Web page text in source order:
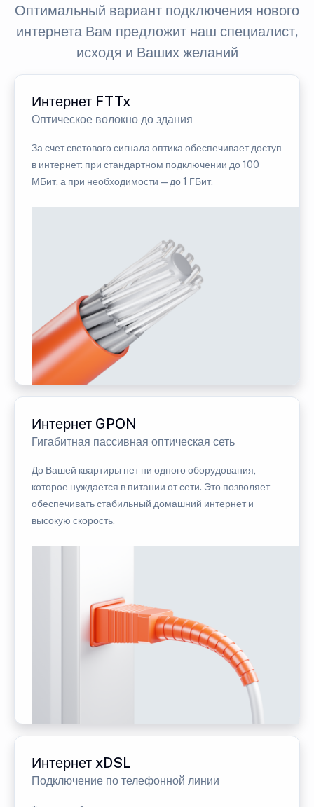
Оптимальный вариант подключения нового
интернета Вам предложит наш специалист,
исходя и Ваших желаний
Интернет FTTx
Оптическое волокно до здания
За счет светового сигнала оптика обеспечивает доступ
в интернет: при стандартном подключении до 100
МБит, а при необходимости — до 1 ГБит.
Интернет GPON
Гигабитная пассивная оптическая сеть
До Вашей квартиры нет ни одного оборудования,
которое нуждается в питании от сети. Это позволяет
обеспечивать стабильный домашний интернет и
высокую скорость.
Интернет xDSL
Подключение по телефонной линии